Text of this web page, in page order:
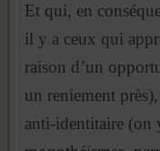
Et qui, en
il y a ceux qui
raison d’un
un reniement
anti-identitaire (on